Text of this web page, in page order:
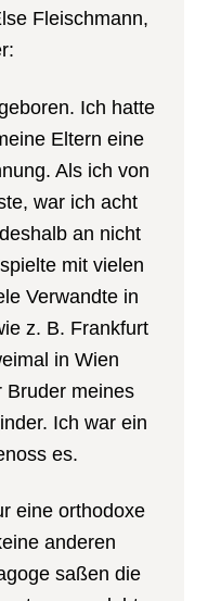
Fleischmann,
Ich hatte
Eltern eine
Als ich von
war ich acht
an nicht
mit vielen
Verwandte in
z. B. Frankfurt
in Wien
Bruder meines
Ich war ein
es.
eine orthodoxe
anderen
saßen die